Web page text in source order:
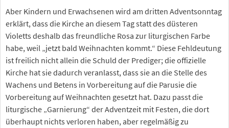
Aber Kindern und Erwachsenen wird am dritten Adventsonntag
erklärt, dass die Kirche an diesem Tag statt des düsteren
Violetts deshalb das freundliche Rosa zur liturgischen Farbe
habe, weil „jetzt bald Weihnachten kommt.“ Diese Fehldeutung
ist freilich nicht allein die Schuld der Prediger; die offizielle
Kirche hat sie dadurch veranlasst, dass sie an die Stelle des
Wachens und Betens in Vorbereitung auf die Parusie die
Vorbereitung auf Weihnachten gesetzt hat. Dazu passt die
liturgische „Garnierung“ der Adventzeit mit Festen, die dort
überhaupt nichts verloren haben, aber regelmäßig zu